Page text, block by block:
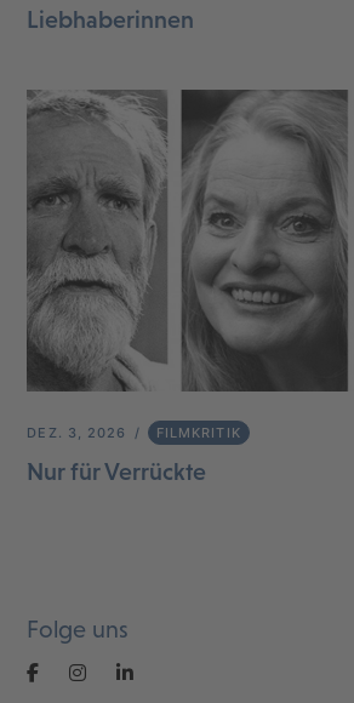
Liebhaberinnen
DEZ. 3, 2026 FILMKRITIK
Nur für Verrückte
Folge uns